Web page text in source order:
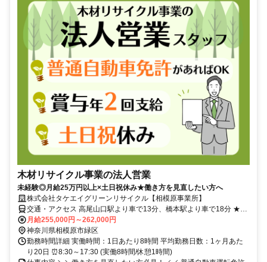
木材リサイクル事業の法人営業
未経験◎月給25万円以上×土日祝休み★働き方を見直したい方へ
株式会社タケエイグリーンリサイクル【相模原事業所】
交通・アクセス 高尾山口駅より車で13分、橋本駅より車で18分 ★車
通勤OK ★交通費規定支給
月給255,000円～262,000円
神奈川県相模原市緑区
勤務時間詳細 実働時間：1日あたり8時間 平均勤務日数：1ヶ月あた
り20日 ⏰8:30～17:30 (実働8時間/休憩1時間)